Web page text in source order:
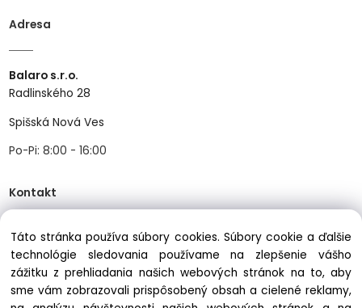
Adresa
Balaro s.r.o.
Radlinského 28
Spišská Nová Ves
Po-Pi: 8:00 - 16:00
Kontakt
Tel:+421534466489
Mail:info@balastav.sk
Táto stránka používa súbory cookies. Súbory cookie a ďalšie
technológie sledovania používame na zlepšenie vášho
zážitku z prehliadania našich webových stránok na to, aby
sme vám zobrazovali prispôsobený obsah a cielené reklamy,